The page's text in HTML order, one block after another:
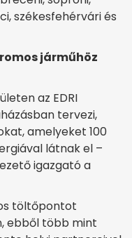
székesfehérvári és
járműhöz
az EDRI
tervezi,
amelyeket 100
látnak el –
igazgató a
töltőpontot
ebből több mint